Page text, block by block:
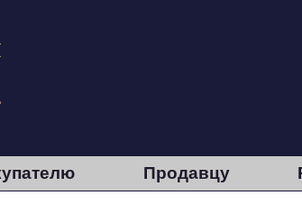
Продавцу